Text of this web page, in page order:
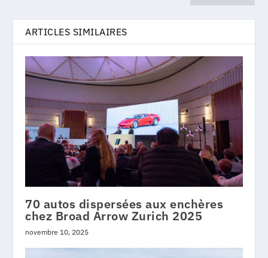
ARTICLES SIMILAIRES
70 autos dispersées aux enchères
chez Broad Arrow Zurich 2025
novembre 10, 2025